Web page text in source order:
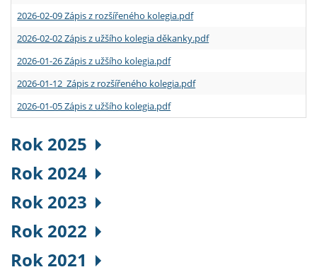
2026-02-09 Zápis z rozšířeného kolegia.pdf
2026-02-02 Zápis z užšího kolegia děkanky.pdf
2026-01-26 Zápis z užšího kolegia.pdf
2026-01-12 Zápis z rozšířeného kolegia.pdf
2026-01-05 Zápis z užšího kolegia.pdf
Rok 2025
Rok 2024
Rok 2023
Rok 2022
Rok 2021